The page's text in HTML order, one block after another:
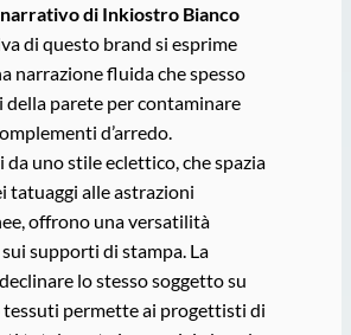
di Inkiostro Bianco
di questo brand si esprime
narrazione fluida che spesso
della parete per contaminare
d’arredo.
uno stile eclettico, che spazia
tatuaggi alle astrazioni
offrono una versatilità
supporti di stampa. La
lo stesso soggetto su
tessuti permette ai progettisti di